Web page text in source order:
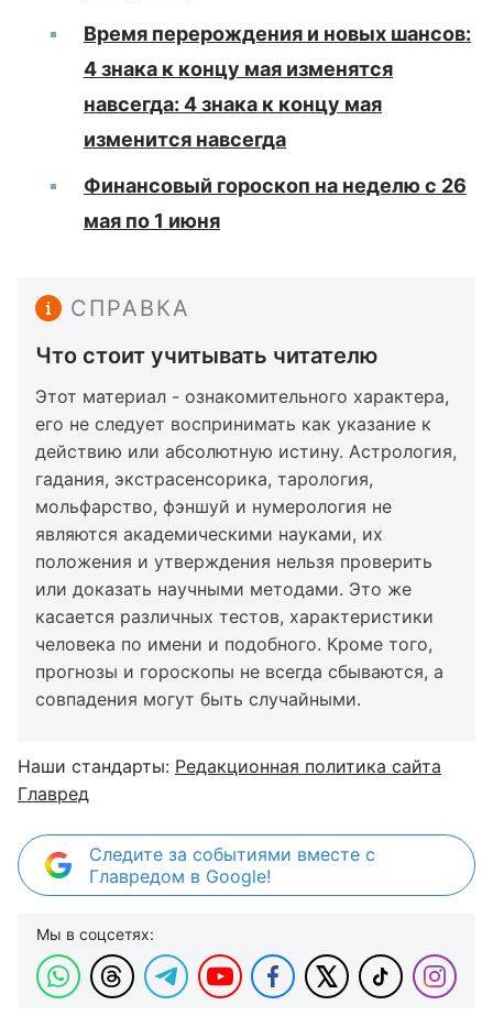
Время перерождения и новых шансов:
4 знака к концу мая изменятся
навсегда: 4 знака к концу мая
изменится навсегда
Финансовый гороскоп на неделю с 26
мая по 1 июня
СПРАВКА
Что стоит учитывать читателю
Этот материал - ознакомительного характера,
его не следует воспринимать как указание к
действию или абсолютную истину. Астрология,
гадания, экстрасенсорика, тарология,
мольфарство, фэншуй и нумерология не
являются академическими науками, их
положения и утверждения нельзя проверить
или доказать научными методами. Это же
касается различных тестов, характеристики
человека по имени и подобного. Кроме того,
прогнозы и гороскопы не всегда сбываются, а
совпадения могут быть случайными.
Наши стандарты: Редакционная политика сайта
Главред
Следите за событиями вместе с
Главредом в Google!
Мы в соцсетях: